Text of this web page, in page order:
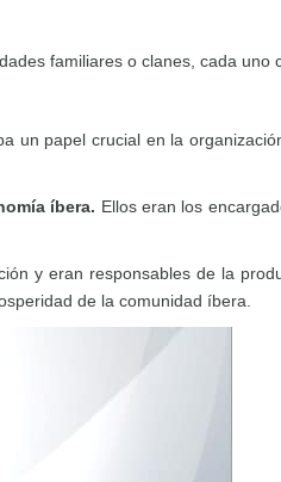
familiares o clanes, cada uno
un papel crucial en la
íbera. Ellos eran los
y eran responsables de la
de la comunidad íbera.